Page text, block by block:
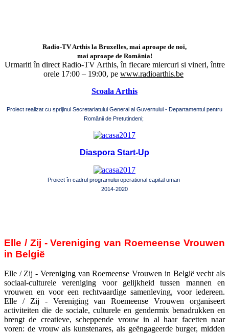
Radio-TV Arthis la Bruxelles, mai aproape de noi,
mai aproape de România!
Urmariti în direct Radio-TV Arthis, în fiecare miercuri si vineri, între
orele 17:00 – 19:00, pe www.radioarthis.be
Scoala Arthis
Proiect realizat cu sprijinul Secretariatului General al Guvernului - Departamentul pentru
Românii de Pretutindeni;
Diaspora Start-Up
Proiect în cadrul programului operational capital uman
2014-2020
Elle / Zij - Vereniging van Roemeense Vrouwen
in België
Elle / Zij - Vereniging van Roemeense Vrouwen in België vecht als
sociaal-culturele vereniging voor gelijkheid tussen mannen en
vrouwen en voor een rechtvaardige samenleving, voor iedereen.
Elle / Zij - Vereniging van Roemeense Vrouwen organiseert
activiteiten die de sociale, culturele en gendermix benadrukken en
brengt de creatieve, scheppende vrouw in al haar facetten naar
voren: de vrouw als kunstenares, als geëngageerde burger, midden